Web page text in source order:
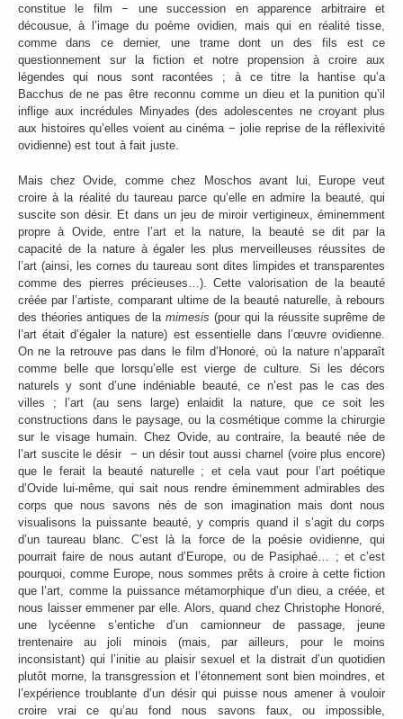
constitue le film − une succession en apparence arbitraire et
décousue, à l’image du poème ovidien, mais qui en réalité tisse,
comme dans ce dernier, une trame dont un des fils est ce
questionnement sur la fiction et notre propension à croire aux
légendes qui nous sont racontées ; à ce titre la hantise qu’a
Bacchus de ne pas être reconnu comme un dieu et la punition qu’il
inflige aux incrédules Minyades (des adolescentes ne croyant plus
aux histoires qu’elles voient au cinéma − jolie reprise de la réflexivité
ovidienne) est tout à fait juste.
Mais chez Ovide, comme chez Moschos avant lui, Europe veut
croire à la réalité du taureau parce qu’elle en admire la beauté, qui
suscite son désir. Et dans un jeu de miroir vertigineux, éminemment
propre à Ovide, entre l’art et la nature, la beauté se dit par la
capacité de la nature à égaler les plus merveilleuses réussites de
l’art (ainsi, les cornes du taureau sont dites limpides et transparentes
comme des pierres précieuses…). Cette valorisation de la beauté
créée par l’artiste, comparant ultime de la beauté naturelle, à rebours
des théories antiques de lamimesis (pour qui la réussite suprême de
l’art était d’égaler la nature) est essentielle dans l’œuvre ovidienne.
On ne la retrouve pas dans le film d’Honoré, où la nature n’apparaît
comme belle que lorsqu’elle est vierge de culture. Si les décors
naturels y sont d’une indéniable beauté, ce n’est pas le cas des
villes ; l’art (au sens large) enlaidit la nature, que ce soit les
constructions dans le paysage, ou la cosmétique comme la chirurgie
sur le visage humain. Chez Ovide, au contraire, la beauté née de
l’art suscite le désir − un désir tout aussi charnel (voire plus encore)
que le ferait la beauté naturelle ; et cela vaut pour l’art poétique
d’Ovide lui-même, qui sait nous rendre éminemment admirables des
corps que nous savons nés de son imagination mais dont nous
visualisons la puissante beauté, y compris quand il s’agit du corps
d’un taureau blanc. C’est là la force de la poésie ovidienne, qui
pourrait faire de nous autant d’Europe, ou de Pasiphaé… ; et c’est
pourquoi, comme Europe, nous sommes prêts à croire à cette fiction
que l’art, comme la puissance métamorphique d’un dieu, a créée, et
nous laisser emmener par elle. Alors, quand chez Christophe Honoré,
une lycéenne s’entiche d’un camionneur de passage, jeune
trentenaire au joli minois (mais, par ailleurs, pour le moins
inconsistant) qui l’initie au plaisir sexuel et la distrait d’un quotidien
plutôt morne, la transgression et l’étonnement sont bien moindres, et
l’expérience troublante d’un désir qui puisse nous amener à vouloir
croire vrai ce qu’au fond nous savons faux, ou impossible,